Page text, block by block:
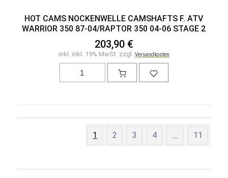
HOT CAMS NOCKENWELLE CAMSHAFTS F. ATV
WARRIOR 350 87-04/RAPTOR 350 04-06 STAGE 2
203,90 €
inkl. inkl. 19% MwSt. zzgl. Versandkosten
1 2 3 4 ... 11